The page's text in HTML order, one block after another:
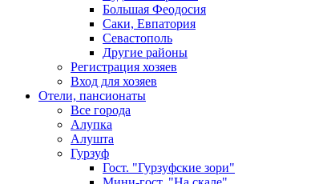
Большая Феодосия
Саки, Евпатория
Севастополь
Другие районы
Регистрация хозяев
Вход для хозяев
Отели, пансионаты
Все города
Алупка
Алушта
Гурзуф
Гост. "Гурзуфские зори"